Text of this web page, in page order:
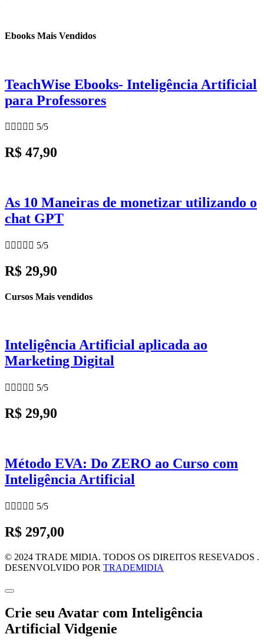
Ebooks Mais Vendidos
TeachWise Ebooks- Inteligência Artificial
para Professores
     5/5
R$ 47,90
As 10 Maneiras de monetizar utilizando o
chat GPT
     5/5
R$ 29,90
Cursos Mais vendidos
Inteligência Artificial aplicada ao
Marketing Digital
     5/5
R$ 29,90
Método EVA: Do ZERO ao Curso com
Inteligência Artificial
     5/5
R$ 297,00
© 2024 TRADE MIDIA. TODOS OS DIREITOS RESEVADOS .
DESENVOLVIDO POR TRADEMIDIA
Crie seu Avatar com Inteligência
Artificial Vidgenie